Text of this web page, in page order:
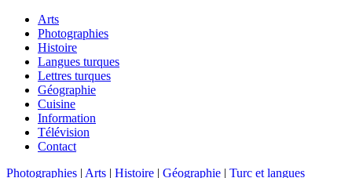
Arts
Photographies
Histoire
Langues turques
Lettres turques
Géographie
Cuisine
Information
Télévision
Contact
Photographies | Arts | Histoire | Géographie | Turc et langues